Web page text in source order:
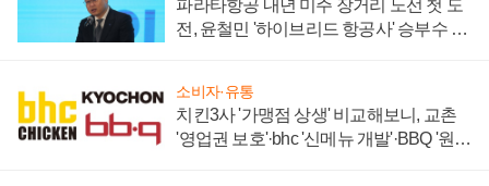
파라타항공 내년 미주 장거리 노선 첫 도
전, 윤철민 '하이브리드 항공사' 승부수 통
소비자·유통
치킨3사 '가맹점 상생' 비교해보니, 교촌
'영업권 보호'·bhc '신메뉴 개발'·BBQ '원가